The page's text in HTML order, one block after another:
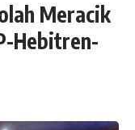
Meracik
Hebitren-